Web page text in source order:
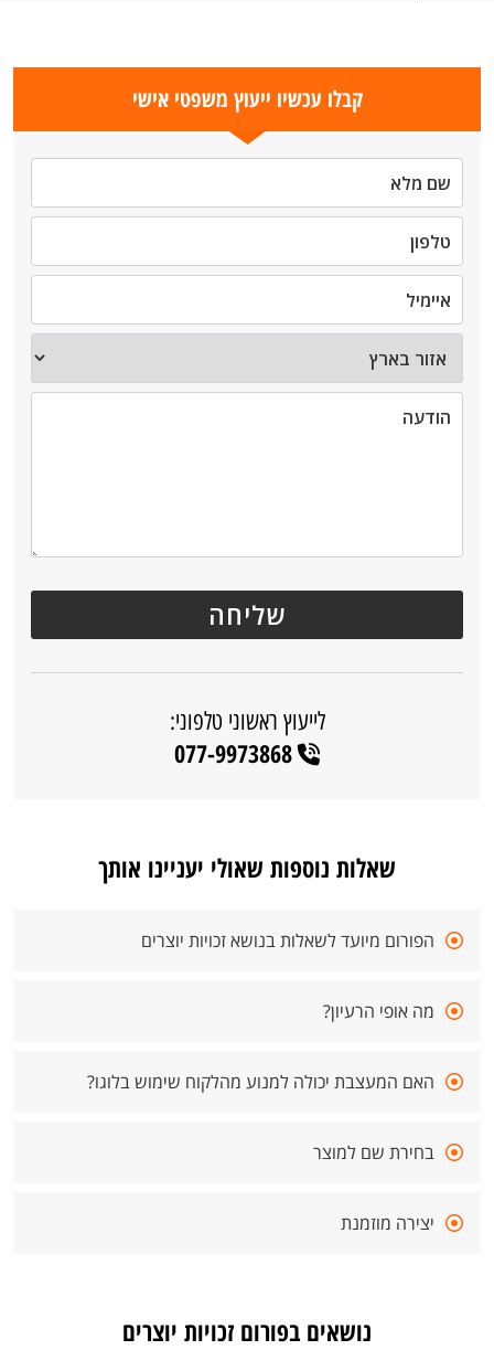
קבלו עכשיו ייעוץ משפטי אישי
לייעוץ ראשוני טלפוני:
077-9973868
שאלות נוספות שאולי יעניינו אותך
הפורום מיועד לשאלות בנושא זכויות יוצרים
מה אופי הרעיון?
האם המעצבת יכולה למנוע מהלקוח שימוש בלוגו?
בחירת שם למוצר
יצירה מוזמנת
נושאים בפורום זכויות יוצרים